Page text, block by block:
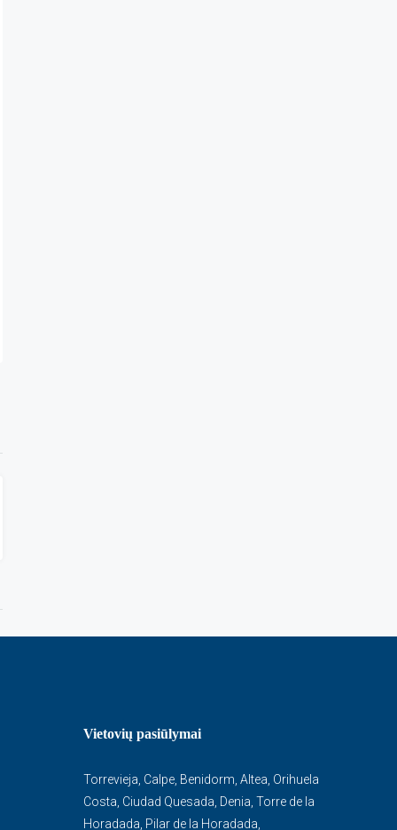
Vietovių pasiūlymai
Torrevieja Calpe, Benidorm Altea Orihuela
Costa Ciudad Quesada Denia Torre de la
Horadada Pilar de la Horadada